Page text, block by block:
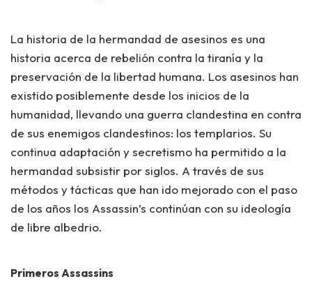
La historia de la hermandad de asesinos es una
historia acerca de rebelión contra la tiranía y la
preservación de la libertad humana. Los asesinos han
existido posiblemente desde los inicios de la
humanidad, llevando una guerra clandestina en contra
de sus enemigos clandestinos: los templarios. Su
continua adaptación y secretismo ha permitido a la
hermandad subsistir por siglos. A través de sus
métodos y tácticas que han ido mejorado con el paso
de los años los Assassin’s continúan con su ideología
de libre albedrio.
Primeros Assassins